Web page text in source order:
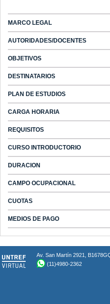
MARCO LEGAL
AUTORIDADES/DOCENTES
OBJETIVOS
DESTINATARIOS
PLAN DE ESTUDIOS
CARGA HORARIA
REQUISITOS
CURSO INTRODUCTORIO
DURACION
CAMPO OCUPACIONAL
CUOTAS
MEDIOS DE PAGO
Av. San Martín 2921,
(11)4980-2362